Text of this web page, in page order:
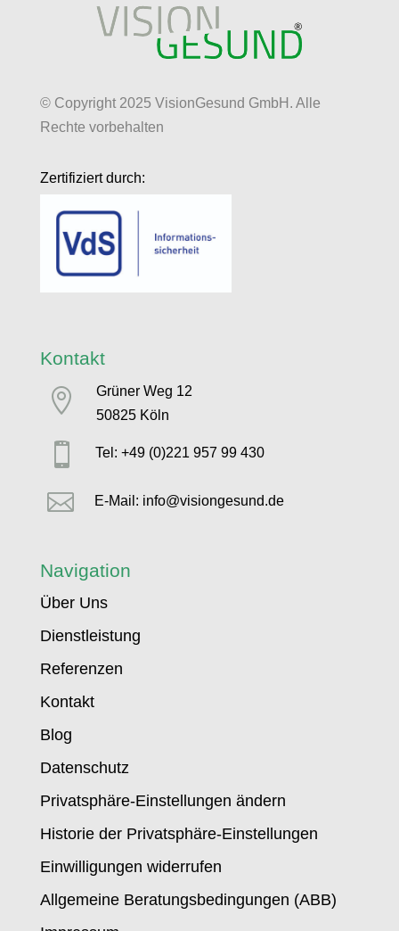
© Copyright 2025 VisionGesund GmbH. Alle
Rechte vorbehalten
Zertifiziert durch:
Kontakt

Grüner Weg 12
50825 Köln
 Tel: +49 (0)221 957 99 430
 E-Mail: info@visiongesund.de
Navigation
Über Uns
Dienstleistung
Referenzen
Kontakt
Blog
Datenschutz
Privatsphäre-Einstellungen ändern
Historie der Privatsphäre-Einstellungen
Einwilligungen widerrufen
Allgemeine Beratungsbedingungen (ABB)